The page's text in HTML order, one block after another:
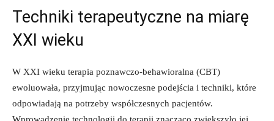
Techniki​ terapeutyczne‌ na miarę
XXI wieku
W⁤ XXI wieku terapia poznawczo-behawioralna (CBT)
ewoluowała, przyjmując nowoczesne⁣ podejścia ‌i techniki, które
odpowiadają​ na potrzeby współczesnych pacjentów.